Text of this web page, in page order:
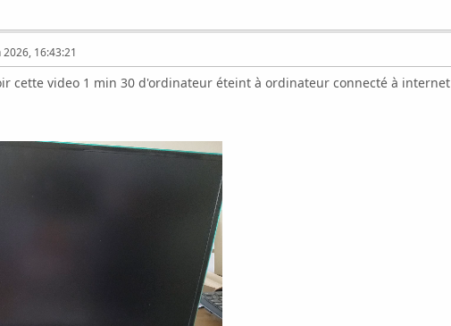
16:43:21
cette video 1 min 30 d'ordinateur éteint à ordinateur connecté à internet